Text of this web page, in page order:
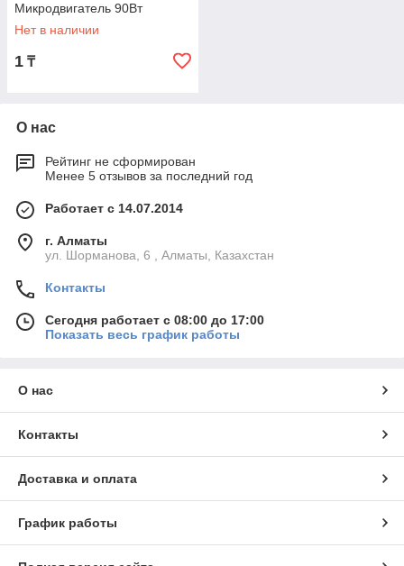
Микродвигатель 90Вт
Нет в наличии
1 ₸
О нас
Рейтинг не сформирован
Менее 5 отзывов за последний год
Работает с 14.07.2014
г. Алматы
ул. Шорманова, 6 , Алматы, Казахстан
Контакты
Сегодня работает с 08:00 до 17:00
Показать весь график работы
О нас
Контакты
Доставка и оплата
График работы